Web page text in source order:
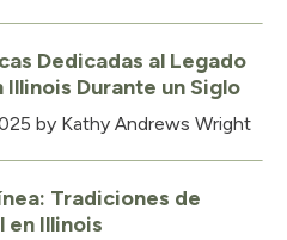
Dedicadas al Legado
Illinois Durante un Siglo
by Kathy Andrews Wright
Tradiciones de
en Illinois